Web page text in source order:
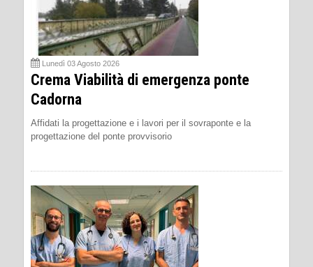
Lunedì 03 Agosto 2026
Crema Viabilità di emergenza ponte
Cadorna
Affidati la progettazione e i lavori per il sovraponte e la
progettazione del ponte provvisorio